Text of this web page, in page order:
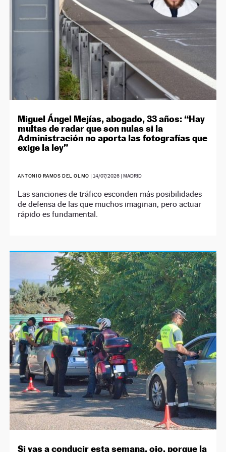
Miguel Ángel Mejías, abogado, 33 años: “Hay
multas de radar que son nulas si la
Administración no aporta las fotografías que
exige la ley”
ANTONIO RAMOS DEL OLMO | 14/07/2026| MADRID
Las sanciones de tráfico esconden más posibilidades
de defensa de las que muchos imaginan, pero actuar
rápido es fundamental.
Si vas a conducir esta semana, ojo, porque la